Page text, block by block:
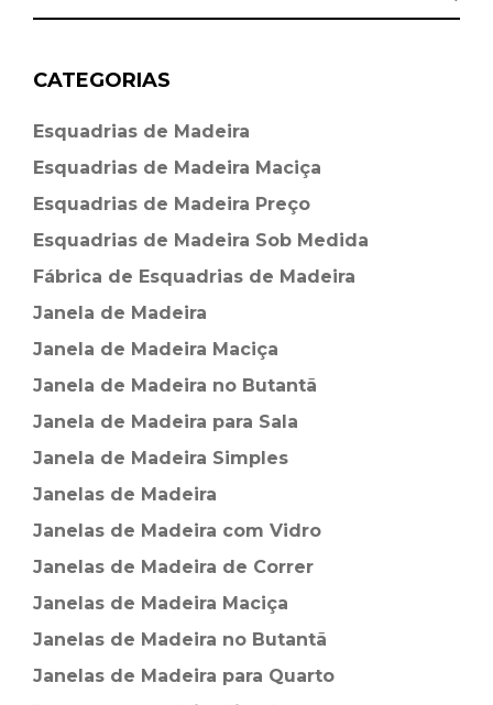
CATEGORIAS
Esquadrias de Madeira⁠
Esquadrias de Madeira Maciça
Esquadrias de Madeira Preço
Esquadrias de Madeira Sob Medida
Fábrica de Esquadrias de Madeira
Janela de Madeira
Janela de Madeira Maciça
Janela de Madeira no Butantã
Janela de Madeira para Sala
Janela de Madeira Simples
Janelas de Madeira
Janelas de Madeira com Vidro
Janelas de Madeira de Correr
Janelas de Madeira Maciça
Janelas de Madeira no Butantã
Janelas de Madeira para Quarto